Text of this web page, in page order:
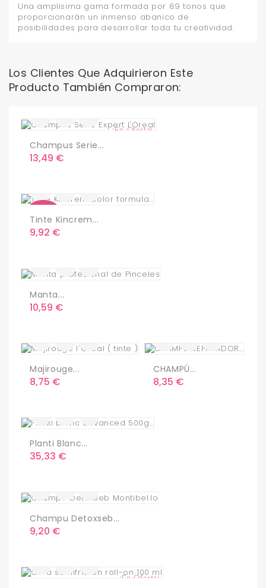
Una amplisima gama formada por 89 tonos que
proporcionarán un inmenso abanico de
posibilidades para desarrollar toda tu creatividad.
Los Clientes Que Adquirieron Este
Producto También Compraron:
¡En Oferta!
Champus Serie...
Precio
13,49 €
Tinte Kincrem...
Precio
9,92 €
Manta...
Precio
10,59 €
Majirouge...
Precio
8,75 €
CHAMPÚ...
Precio
8,35 €
Planti Blanc...
Precio
35,33 €
Champu Detoxseb...
Precio
9,20 €
¡En Oferta!